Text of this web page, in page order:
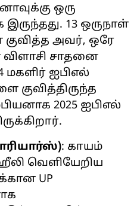
ஒரு
13 ஒருநாள்
குவித்த அவர், ஒரே
சாதனை
மகளிர் ஐபிஎல்
குவித்திருந்த
2025 ஐபிஎல்
: காயம்
வெளியேறிய
UP